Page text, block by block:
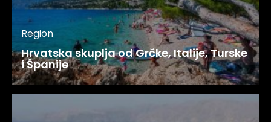
Region
Hrvatska skuplja od Grčke, Italije, Turske
i Španije